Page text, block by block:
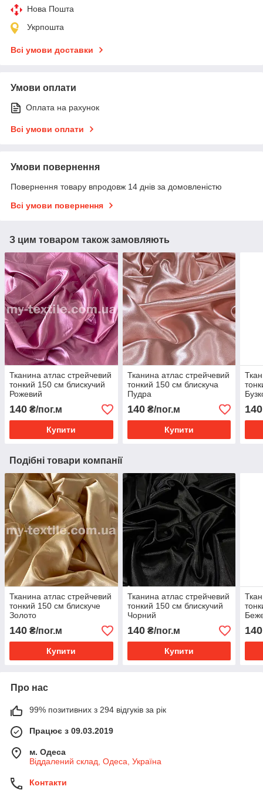
Нова Пошта
Укрпошта
Всі умови доставки
Умови оплати
Оплата на рахунок
Всі умови оплати
Умови повернення
Повернення товару впродовж 14 днів за домовленістю
Всі умови повернення
З цим товаром також замовляють
Тканина атлас стрейчевий
тонкий 150 см блискучий
Рожевий
140 ₴/пог.м
Купити
Тканина атлас стрейчевий
тонкий 150 см блискуча
Пудра
140₴/пог.м
Купити
140
Подібні товари компанії
Тканина атлас стрейчевий
тонкий 150 см блискуче
Золото
140 ₴/пог.м
Купити
Тканина атлас стрейчевий
тонкий 150 см блискучий
Чорний
140₴/пог.м
Купити
140
Про нас
99% позитивних з 294 відгуків за рік
Працює з 09.03.2019
м. Одеса
Віддалений склад, Одеса, Україна
Контакти